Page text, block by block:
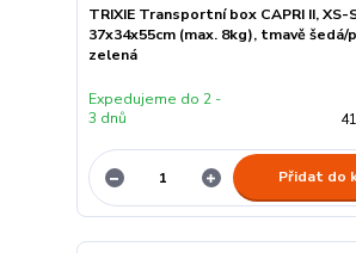
TRIXIE Transportní box CAPRI II, XS-
37x34x55cm (max. 8kg), tmavě
zelená
Expedujeme do 2 -
3 dnů
Přidat do